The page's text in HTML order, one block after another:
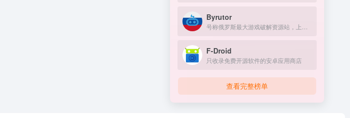
Byrutor
F-Droid
只收录免费开源软件的安卓应用商店
查看完整榜单